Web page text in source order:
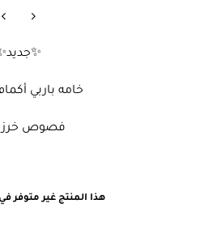
خامه باربي
فصوص خرز
هذا المنتج غير متوفر